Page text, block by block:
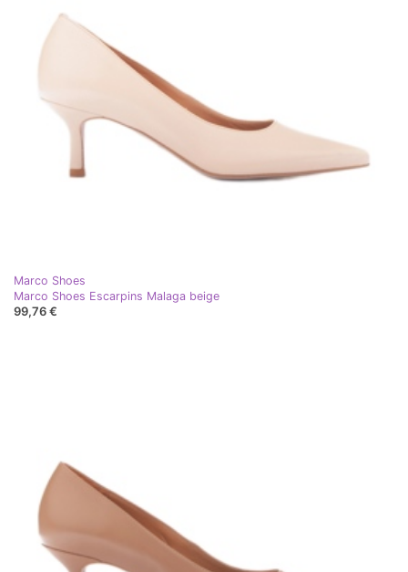
Marco Shoes
Marco Shoes Escarpins Malaga beige
99,76 €